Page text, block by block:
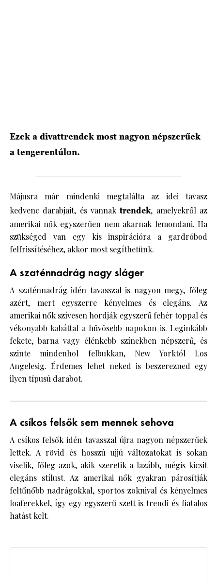
Ezek a divattrendek most nagyon népszerűek
a tengerentúlon.
Májusra már mindenki megtalálta az idei tavasz
kedvenc darabjait, és vannak trendek, amelyekről az
amerikai nők egyszerűen nem akarnak lemondani. Ha
szükséged van egy kis inspirációra a gardróbod
felfrissítéséhez, akkor most segíthetünk.
A szaténnadrág nagy sláger
A szaténnadrág idén tavasszal is nagyon megy, főleg
azért, mert egyszerre kényelmes és elegáns. Az
amerikai nők szívesen hordják egyszerű fehér toppal és
vékonyabb kabáttal a hűvösebb napokon is. Leginkább
fekete, barna vagy élénkebb színekben népszerű, és
szinte mindenhol felbukkan, New Yorktól Los
Angelesig. Érdemes lehet neked is beszerezned egy
ilyen típusú darabot.
A csíkos felsők sem mennek sehova
A csíkos felsők idén tavasszal újra nagyon népszerűek
lettek. A rövid és hosszú ujjú változatokat is sokan
viselik, főleg azok, akik szeretik a lazább, mégis kicsit
elegáns stílust. Az amerikai nők gyakran párosítják
feltűnőbb nadrágokkal, sportos zoknival és kényelmes
loaferekkel, így egy egyszerű szett is trendi és fiatalos
hatást kelt.